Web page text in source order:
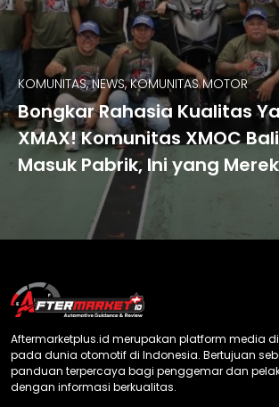
KOMUNITAS, NEWS, KOMUNITAS MOTOR
Bongkar Rahasia Kualitas
XMAX! Komunitas XMOC
Masuk Pabrik, Ini yang
Aftermarketplus.id merupakan platform media
pada dunia otomotif di Indonesia. Bertujuan
panduan terpercaya bagi penggemar dan
dengan informasi berkualitas.